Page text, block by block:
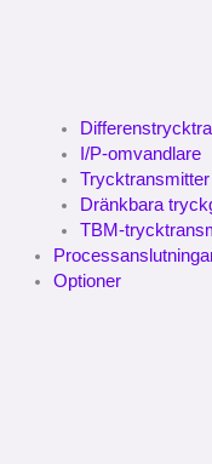
I/P-omvandlare
Trycktransmitter
Dränkbara
TBM-
Optioner